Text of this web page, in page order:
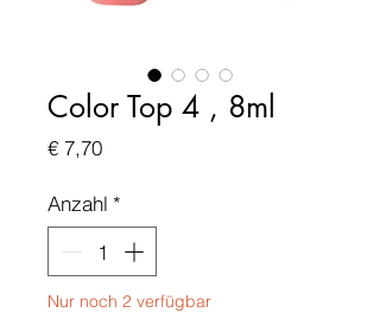
Color Top 4 , 8ml
€ 7,70Preis
Anzahl *
Nur noch 2 verfügbar